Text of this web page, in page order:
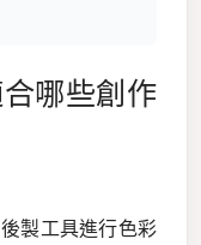
哪些創作
製工具進行色彩